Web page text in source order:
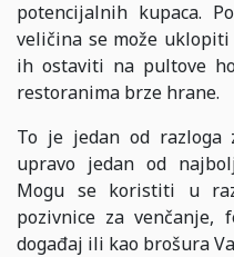
potencijalnih kupaca.
veličina se može uklopiti
ih ostaviti na pultove
restoranima brze hrane.
To je jedan od razloga
upravo jedan od
Mogu se koristiti u
pozivnice za venčanje,
događaj ili kao brošura